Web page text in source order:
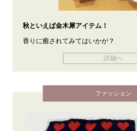
秋といえば金木犀アイテム！
香りに癒されてみてはいかが？
詳細へ
ファッション